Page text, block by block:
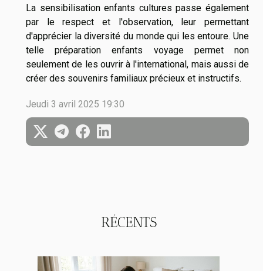
RÉCENTS
La sensibilisation enfants cultures passe également
par le respect et l'observation, leur permettant
d'apprécier la diversité du monde qui les entoure. Une
telle préparation enfants voyage permet non
seulement de les ouvrir à l'international, mais aussi de
créer des souvenirs familiaux précieux et instructifs.
Jeudi 3 avril 2025 19:30